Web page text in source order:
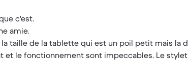
c'est.
amie.
taille de la tablette qui est un poil petit mais la
et le fonctionnement sont impeccables. Le